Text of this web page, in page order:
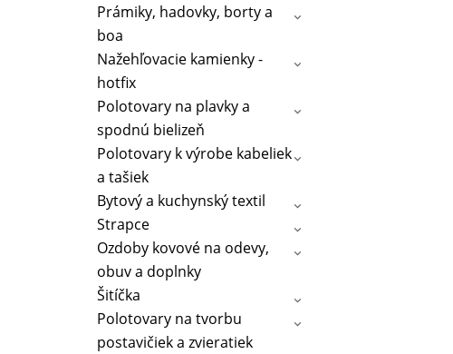
Prámiky, hadovky, borty a
boa
Nažehľovacie kamienky -
hotfix
Polotovary na plavky a
spodnú bielizeň
Polotovary k výrobe kabeliek
a tašiek
Bytový a kuchynský textil
Strapce
Ozdoby kovové na odevy,
obuv a doplnky
Šitíčka
Polotovary na tvorbu
postavičiek a zvieratiek